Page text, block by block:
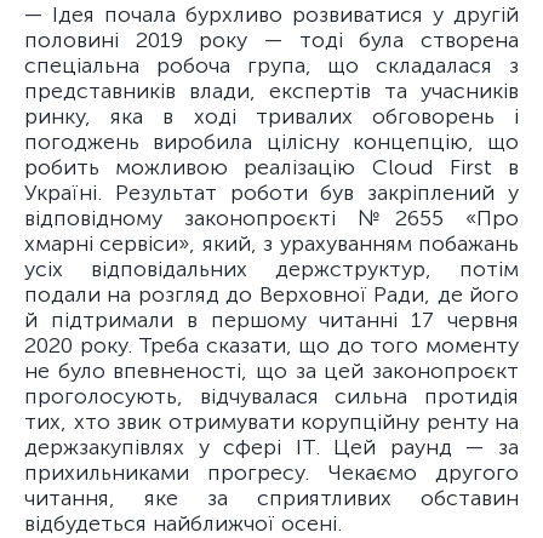
— Ідея почала бурхливо розвиватися у другій
половині 2019 року — тоді була створена
спеціальна робоча група, що складалася з
представників влади, експертів та учасників
ринку, яка в ході тривалих обговорень і
погоджень виробила цілісну концепцію, що
робить можливою реалізацію Cloud First в
Україні. Результат роботи був закріплений у
відповідному законопроєкті №2655 «Про
хмарнi сервiси», який, з урахуванням побажань
усіх відповідальних держструктур, потім
подали на розгляд до Верховної Ради, де його
й підтримали в першому читанні 17 червня
2020 року. Треба сказати, що до того моменту
не було впевненості, що за цей законопроєкт
проголосують, відчувалася сильна протидія
тих, хто звик отримувати корупційну ренту на
держзакупівлях у сфері ІТ. Цей раунд — за
прихильниками прогресу. Чекаємо другого
читання, яке за сприятливих обставин
відбудеться найближчої осені.